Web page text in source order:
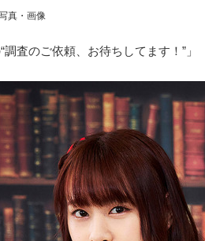
真・画像
調査のご依頼、お待ちしてます！”」